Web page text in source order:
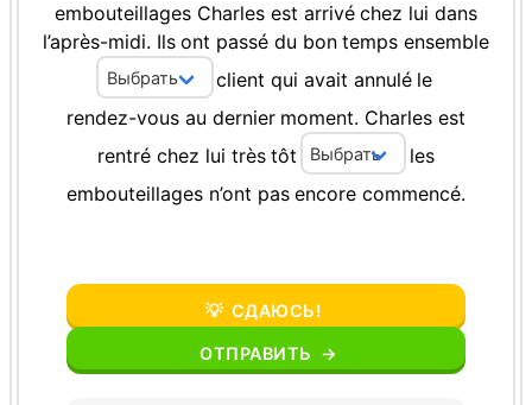
embouteillages Charles est arrivé chez lui dans
l’après-midi. Ils ont passé du bon temps ensemble
client qui avait annulé le
rendez-vous au dernier moment. Charles est
rentré chez lui très tôt
les
embouteillages n’ont pas encore commencé.
💡 СДАЮСЬ!
ОТПРАВИТЬ →